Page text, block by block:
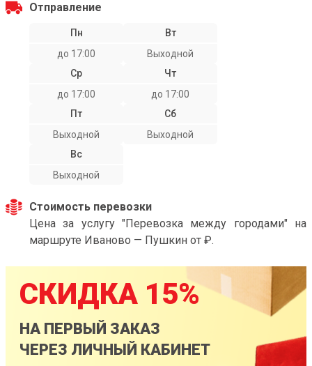
Отправление
Пн
до 17:00
Вт
Выходной
Ср
до 17:00
Чт
до 17:00
Пт
Выходной
Сб
Выходной
Вс
Выходной
Стоимость перевозки
Цена за услугу "Перевозка между городами" на
маршруте Иваново — Пушкин от ₽.
СКИДКА 15%
НА ПЕРВЫЙ ЗАКАЗ
ЧЕРЕЗ ЛИЧНЫЙ КАБИНЕТ